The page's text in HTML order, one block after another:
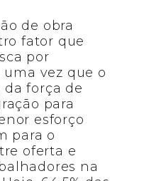
de obra
fator que
por
vez que o
força de
para
esforço
para o
oferta e
na